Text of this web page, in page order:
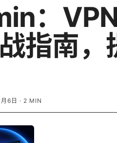
：
指南，
6日 · 2 MIN